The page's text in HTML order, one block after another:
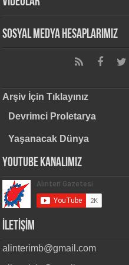
Sosyal Medya Hesaplarımız
Arşiv İçin Tıklayınız
Devrimci Proletarya
Yaşanacak Dünya
Youtube Kanalımız
İLETİŞİM
alinterimb@gmail.com